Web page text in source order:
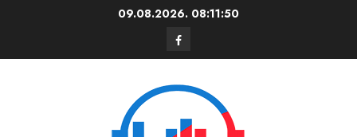
09.08.2026.08:11:51